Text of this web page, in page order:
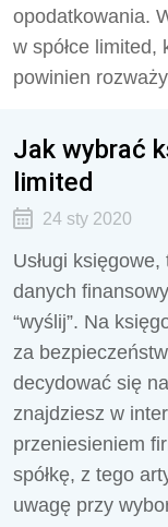
opodatkowania.
w spółce
powinien
Jak wybrać
limited
24 sty 2020
Usługi
danych
“wyślij”. Na
za
decydować się
znajdziesz w
przeniesieniem
spółkę, z tego
uwagę przy